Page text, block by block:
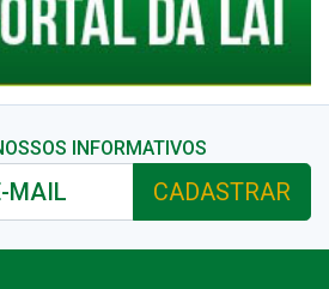
INFORMATIVOS
CADASTRAR